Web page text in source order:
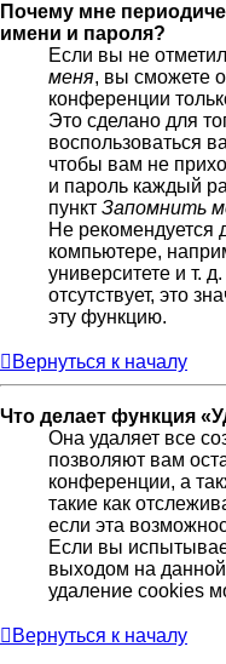
Почему мне
имени и пароля?
Если вы не
меня, вы сможете
конференции
Это сделано для
воспользоваться
чтобы вам не
и пароль каждый
пункт Запомнить
Не рекомендуется
компьютере,
университете и т.
отсутствует, это
эту функцию.
Вернуться к началу
Что делает функция
Она удаляет все
позволяют вам
конференции, а
такие как
если эта
Если вы
выходом на
удаление cookies
Вернуться к началу